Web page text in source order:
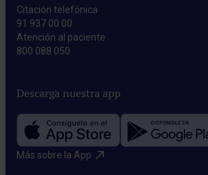
Citación telefónica
91 937 00 00
Atención al paciente
800 088 050
Descarga nuestra app
Más sobre la App​